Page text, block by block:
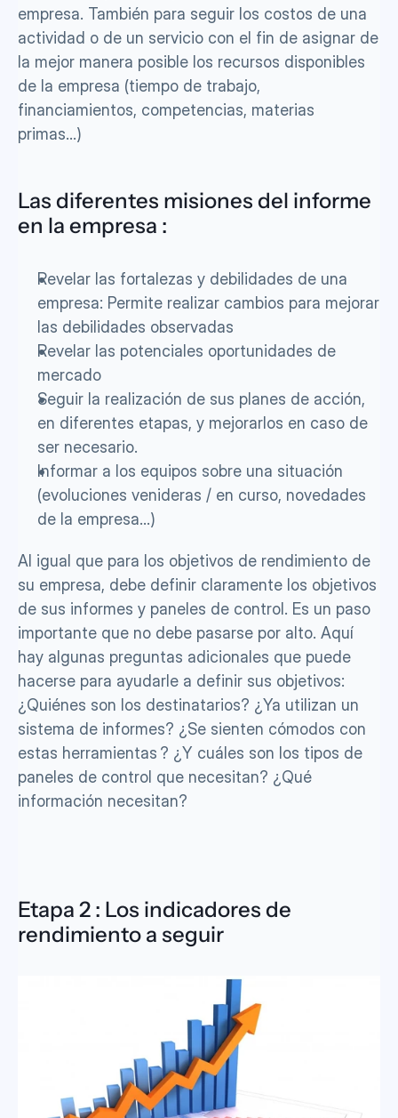
empresa. También para seguir los costos de una
actividad o de un servicio con el fin de asignar de
la mejor manera posible los recursos disponibles
de la empresa (tiempo de trabajo,
financiamientos, competencias, materias
primas...)
Las diferentes misiones del informe
en la empresa :
Revelar las fortalezas y debilidades de una
empresa: Permite realizar cambios para mejorar
las debilidades observadas
Revelar las potenciales oportunidades de
mercado
Seguir la realización de sus planes de acción,
en diferentes etapas, y mejorarlos en caso de
ser necesario.
Informar a los equipos sobre una situación
(evoluciones venideras / en curso, novedades
de la empresa…)
Al igual que para los objetivos de rendimiento de
su empresa, debe definir claramente los objetivos
de sus informes y paneles de control. Es un paso
importante que no debe pasarse por alto. Aquí
hay algunas preguntas adicionales que puede
hacerse para ayudarle a definir sus objetivos:
¿Quiénes son los destinatarios? ¿Ya utilizan un
sistema de informes? ¿Se sienten cómodos con
estas herramientas ? ¿Y cuáles son los tipos de
paneles de control que necesitan? ¿Qué
información necesitan?
Etapa 2 : Los indicadores de
rendimiento a seguir